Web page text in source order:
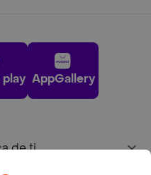
AppGallery
de ti